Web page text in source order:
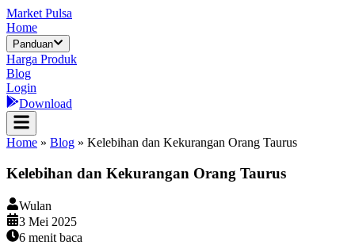
Market Pulsa
Home
Panduan
Harga Produk
Blog
Login
Download
Home » Blog » Kelebihan dan Kekurangan Orang Taurus
Kelebihan dan Kekurangan Orang Taurus
Wulan
3 Mei 2025
6 menit baca